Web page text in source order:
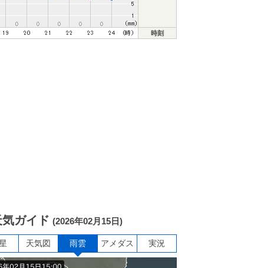
時刻
ガイド (2026年02月15日)
天気図 雨雲 アメダス 実況